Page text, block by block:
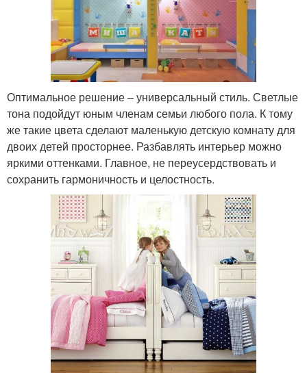
Оптимальное решение – универсальный стиль. Светлые
тона подойдут юным членам семьи любого пола. К тому
же такие цвета сделают маленькую детскую комнату для
двоих детей просторнее. Разбавлять интерьер можно
яркими оттенками. Главное, не переусердствовать и
сохранить гармоничность и целостность.